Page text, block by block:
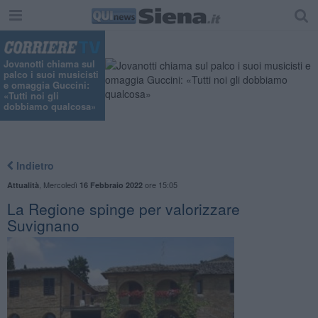
Jovanotti chiama sul
palco i suoi musicisti
e omaggia Guccini:
«Tutti noi gli
dobbiamo qualcosa»
Indietro
Attualità Mercoledì 16 Febbraio 2022ore 15:05
La Regione spinge per valorizzare
Suvignano